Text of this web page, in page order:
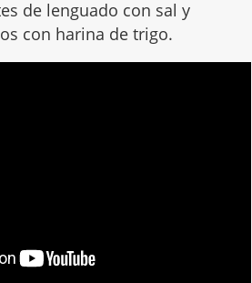
de lenguado con sal y
con harina de trigo.